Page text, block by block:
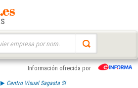
Información ofrecida por
Centro Visual Sagasta Sl